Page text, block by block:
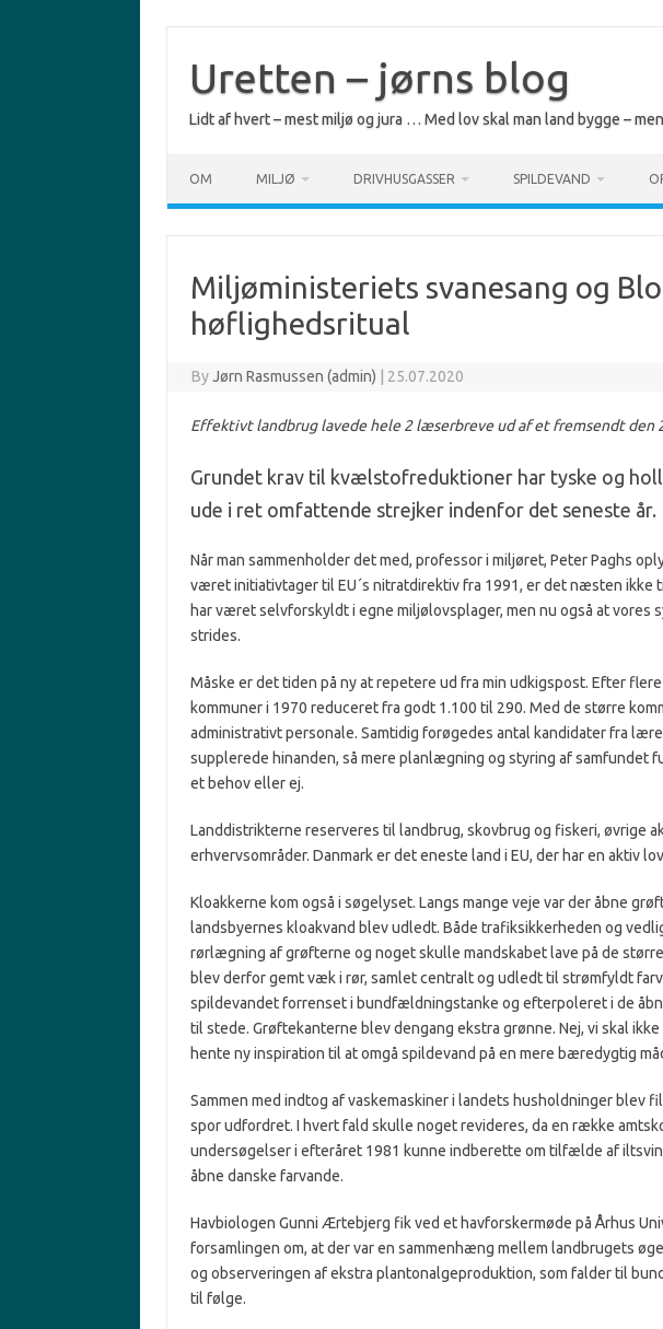
content
Uretten – jørns blog
Lidt af hvert – mest miljø og jura … Med lov skal man land bygge –
OM MILJØ DRIVHUSGASSER SPILDEVAND
Miljøministeriets svanesang og
høflighedsritual
ByJørn Rasmussen (admin) 25.07.2020
Effektivt landbrug lavede hele 2 læserbreve ud af et fremsendt den
Grundet krav til kvælstofreduktioner har tyske og
ude i ret omfattende strejker indenfor det seneste år.
Når man sammenholder det med, professor i miljøret, Peter Paghs
været initiativtager til EU´s nitratdirektiv fra 1991, er det næsten ikke
har været selvforskyldt i egne miljølovsplager, men nu også at vores
strides.
Måske er det tiden på ny at repetere ud fra min udkigspost. Efter
kommuner i 1970 reduceret fra godt 1.100 til 290. Med de større
administrativt personale. Samtidig forøgedes antal kandidater fra
supplerede hinanden, så mere planlægning og styring af samfundet
et behov eller ej.
Landdistrikterne reserveres til landbrug, skovbrug og fiskeri, øvrige
erhvervsområder. Danmark er det eneste land i EU, der har en aktiv
Kloakkerne kom også i søgelyset. Langs mange veje var der åbne
landsbyernes kloakvand blev udledt. Både trafiksikkerheden og
rørlægning af grøfterne og noget skulle mandskabet lave på de
blev derfor gemt væk i rør, samlet centralt og udledt til strømfyldt
spildevandet forrenset i bundfældningstanke og efterpoleret i de
til stede. Grøftekanterne blev dengang ekstra grønne. Nej, vi skal
hente ny inspiration til at omgå spildevand på en mere bæredygtig
Sammen med indtog af vaskemaskiner i landets husholdninger blev
spor udfordret. I hvert fald skulle noget revideres, da en række
undersøgelser i efteråret 1981 kunne indberette om tilfælde af
åbne danske farvande.
Havbiologen Gunni Ærtebjerg fik ved et havforskermøde på Århus
forsamlingen om, at der var en sammenhæng mellem landbrugets
og observeringen af ekstra plantonalgeproduktion, som falder til
til følge.